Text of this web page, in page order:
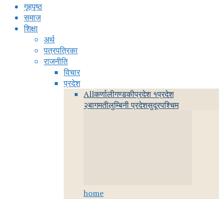
गृहपृष्ठ
समाज
शिक्षा
अर्थ
पत्रपत्रिका
राजनीति
विचार
प्रदेश
Allकर्णालीगण्डकीप्रदेश १प्रदेश
२बागमतीलुम्बिनी प्रदेशसुदूरपश्चिम
home